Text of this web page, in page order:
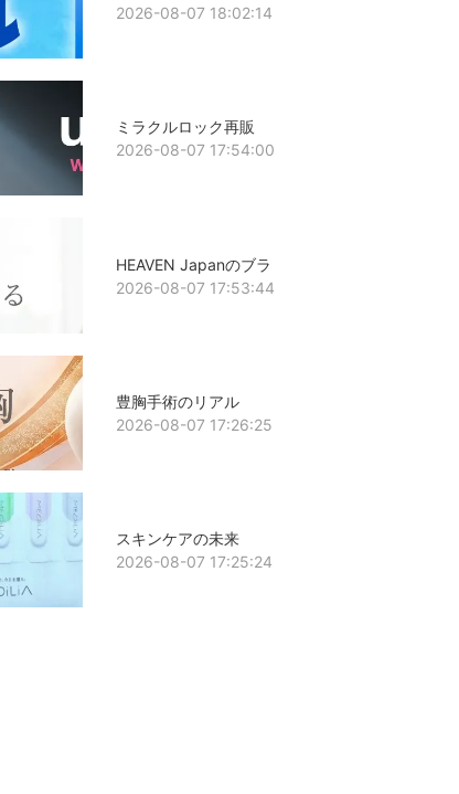
2026-08-07 18:02:14
ミラクルロック再販
2026-08-07 17:54:00
HEAVEN Japanのブラ
2026-08-07 17:53:44
豊胸手術のリアル
2026-08-07 17:26:25
スキンケアの未来
2026-08-07 17:25:24